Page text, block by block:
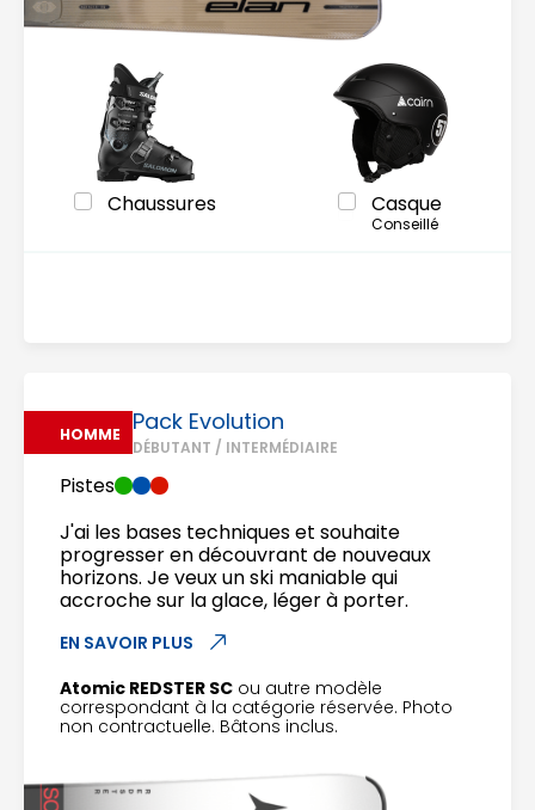
Chaussures Casque
Conseillé
HOMME Pack Evolution
DÉBUTANT / INTERMÉDIAIRE
Pistes
J'ai les bases techniques et souhaite
progresser en découvrant de nouveaux
horizons. Je veux un ski maniable qui
accroche sur la glace, léger à porter.
EN SAVOIR PLUS
Atomic REDSTER SC ou autre modèle
correspondant à la catégorie réservée. Photo
non contractuelle. Bâtons inclus.